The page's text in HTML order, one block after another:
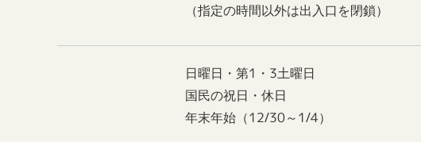
（指定の時間以外は出入口を閉鎖）
日曜日・第1・3土曜日
国民の祝日・休日
年末年始（12/30～1/4）